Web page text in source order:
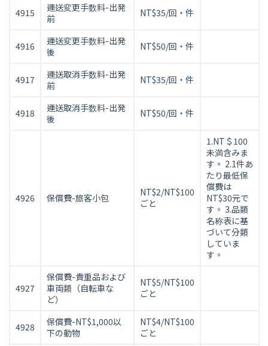
4915
運送変更手数料-出発
前
NT$35/回・件
4916
運送変更手数料-出発
後
NT$50/回・件
4917
運送取消手数料-出発
前
NT$35/回・件
4918
運送取消手数料-出発
後
NT$50/回・件
4926 保償費-旅客小包
NT$2/NT$100
ごと
1.NT＄100
未満含みま
す。 2.1件あ
たり最低保
償費は
NT$30元で
す。 3.品類
名称表に基
づいて分類
していま
す。
4927
保償費-貴重品および
車両類（自転車な
ど）
NT$5/NT$100
ごと
4928
保償費-NT$1,000以
下の動物
NT$4/NT$100
ごと